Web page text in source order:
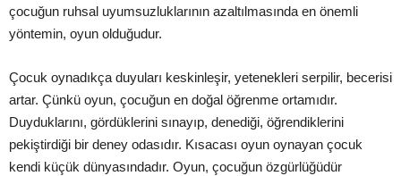
çocuğun ruhsal uyumsuzluklarının azaltılmasında en önemli
yöntemin, oyun olduğudur.
Çocuk oynadıkça duyuları keskinleşir, yetenekleri serpilir, becerisi
artar. Çünkü oyun, çocuğun en doğal öğrenme ortamıdır.
Duyduklarını, gördüklerini sınayıp, denediği, öğrendiklerini
pekiştirdiği bir deney odasıdır. Kısacası oyun oynayan çocuk
kendi küçük dünyasındadır. Oyun, çocuğun özgürlüğüdür